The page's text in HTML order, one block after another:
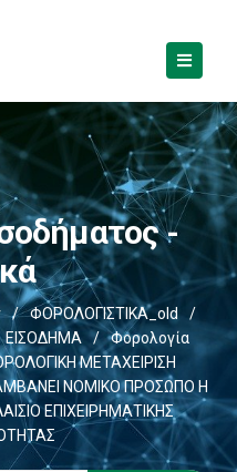
-
/ ΦΟΡΟΛΟΓΙΣΤΙΚΑ_old
/
ΕΙΣΟΔΗΜΑ /
Φορολογία
ΜΕΤΑΧΕΙΡΙΣΗ
ΝΟΜΙΚΟ ΠΡΟΣΩΠΟ Η
ΕΠΙΧΕΙΡΗΜΑΤΙΚΗΣ